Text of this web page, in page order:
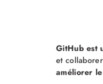
GitHub est
et
améliorer